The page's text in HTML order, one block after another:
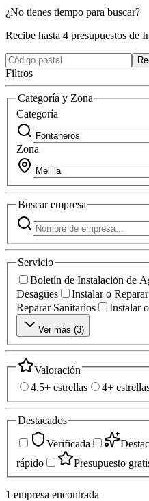
¿No tienes tiempo para buscar?
Recibe hasta 4 presupuestos de
Filtros
Categoría y Zona
Categoría
Zona
Buscarempresa
Servicio
Boletín de Instalación de
Desagües
Instalar o
Reparar Sanitarios
Instalar
Ver más (3)
Valoración
4.5+ estrellas
4+
Destacados
Verificada
rápido
Presupuesto
1 empresa encontrada